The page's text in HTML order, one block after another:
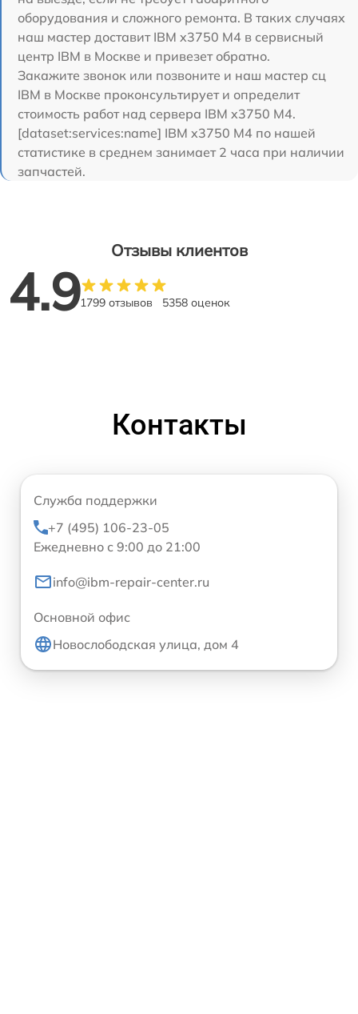
оборудования и сложного ремонта. В таких случаях
наш мастер доставит IBM x3750 M4 в сервисный
центр IBM в Москве и привезет обратно.
Закажите звонок или позвоните и наш мастер сц
IBM в Москве проконсультирует и определит
стоимость работ над сервера IBM x3750 M4.
[dataset:services:name] IBM x3750 M4 по нашей
статистике в среднем занимает 2 часа при наличии
запчастей.
Отзывы клиентов
4.91799 отзывов 5358 оценок
Контакты
Служба поддержки
+7 (495) 106-23-05
Ежедневно с 9:00 до 21:00
info@ibm-repair-center.ru
Основной офис
Новослободская улица, дом 4